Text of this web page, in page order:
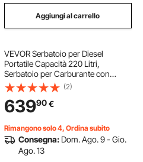
Aggiungi al carrello
VEVOR Serbatoio per Diesel
Portatile Capacità 220 Litri,
Serbatoio per Carburante con
Pompa di Trasferimento Elettrica da
12 V Potenza 140W, Stoccaggio per
Carburante, Grigio
(2)
63990€
Rimangono solo 4, Ordina subito
Consegna: Dom. Ago. 9 - Gio.
Ago. 13